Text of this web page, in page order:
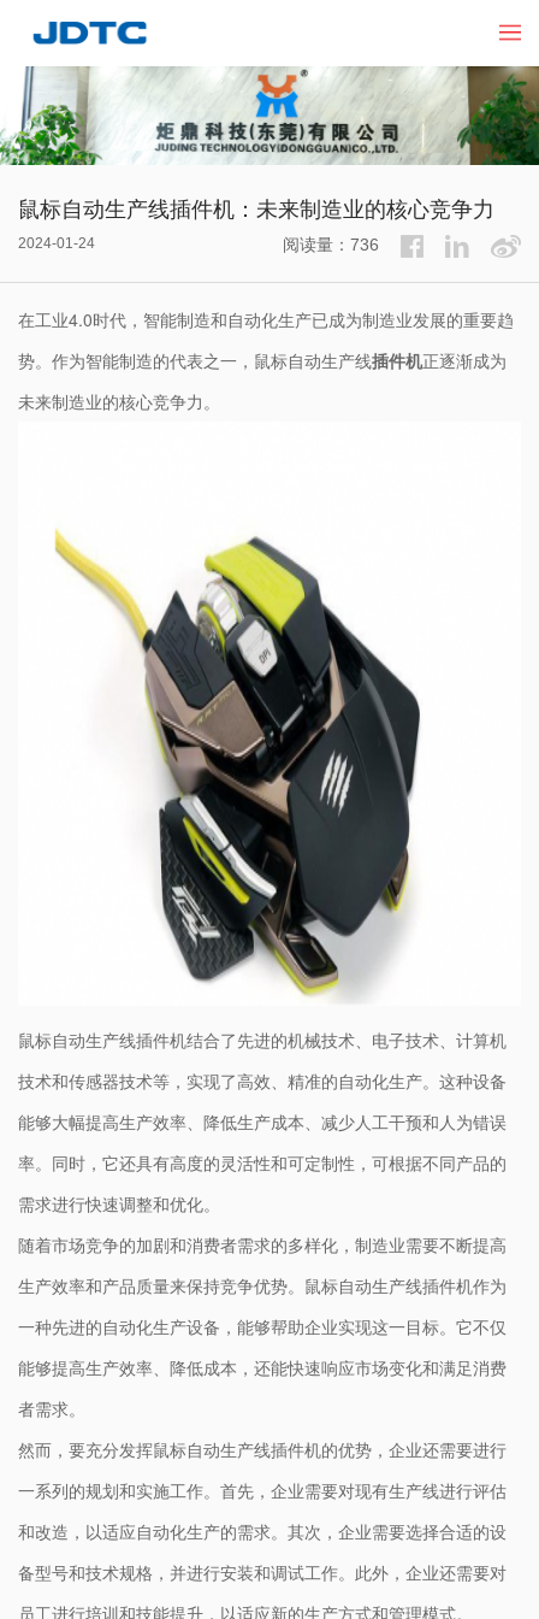
鼠标自动生产线插件机：未来制造业的核心竞争力
2024-01-24 阅读量：736
在工业4.0时代，智能制造和自动化生产已成为制造业发展的重要趋
势。作为智能制造的代表之一，鼠标自动生产线插件机正逐渐成为
未来制造业的核心竞争力。
鼠标自动生产线插件机结合了先进的机械技术、电子技术、计算机
技术和传感器技术等，实现了高效、精准的自动化生产。这种设备
能够大幅提高生产效率、降低生产成本、减少人工干预和人为错误
率。同时，它还具有高度的灵活性和可定制性，可根据不同产品的
需求进行快速调整和优化。
随着市场竞争的加剧和消费者需求的多样化，制造业需要不断提高
生产效率和产品质量来保持竞争优势。鼠标自动生产线插件机作为
一种先进的自动化生产设备，能够帮助企业实现这一目标。它不仅
能够提高生产效率、降低成本，还能快速响应市场变化和满足消费
者需求。
然而，要充分发挥鼠标自动生产线插件机的优势，企业还需要进行
一系列的规划和实施工作。首先，企业需要对现有生产线进行评估
和改造，以适应自动化生产的需求。其次，企业需要选择合适的设
备型号和技术规格，并进行安装和调试工作。此外，企业还需要对
员工进行培训和技能提升，以适应新的生产方式和管理模式。